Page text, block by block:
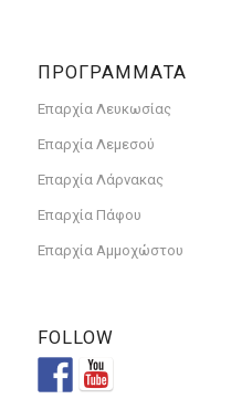
ΠΡΟΓΡΑΜΜΑΤΑ
Επαρχία Λευκωσίας
Επαρχία Λεμεσού
Επαρχία Λάρνακας
Επαρχία Πάφου
Επαρχία Αμμοχώστου
FOLLOW